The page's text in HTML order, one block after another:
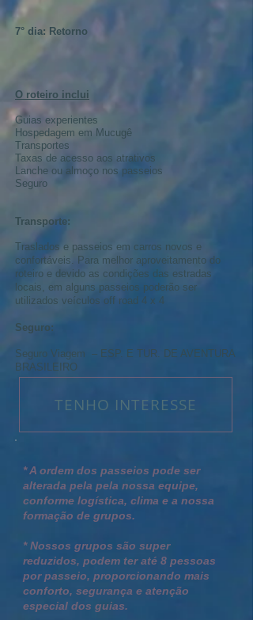
7° dia: Retorno
O roteiro inclui
Guias experientes
Hospedagem em Mucugê
Transportes
Taxas de acesso aos atrativos
Lanche ou almoço nos passeios
Seguro
Transporte:
Traslados e passeios em carros novos e
confortáveis. Para melhor aproveitamento do
roteiro e devido as condições das estradas
locais, em alguns passeios poderão ser
utilizados veículos off road 4 x 4
Seguro:
Seguro Viagem – ESP. E TUR. DE AVENTURA
BRASILEIRO
TENHO INTERESSE
* A ordem dos passeios pode ser
alterada pela pela nossa equipe,
conforme logística, clima e a nossa
formação de grupos.
* Nossos grupos são super
reduzidos, podem ter até 8 pessoas
por passeio, proporcionando mais
conforto, segurança e atenção
especial dos guias.